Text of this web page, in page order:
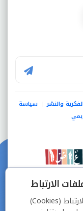
والنشر | سياسة
الارتباط
يستخدم هذا الموقع ملفات الارتباط (Cookies)